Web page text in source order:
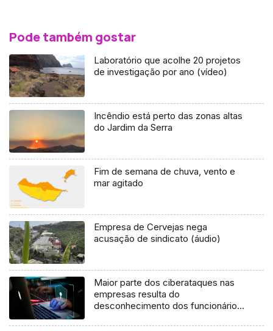
Pode também gostar
Laboratório que acolhe 20 projetos
de investigação por ano (vídeo)
Incêndio está perto das zonas altas
do Jardim da Serra
Fim de semana de chuva, vento e
mar agitado
Empresa de Cervejas nega
acusação de sindicato (áudio)
Maior parte dos ciberataques nas
empresas resulta do
desconhecimento dos funcionários